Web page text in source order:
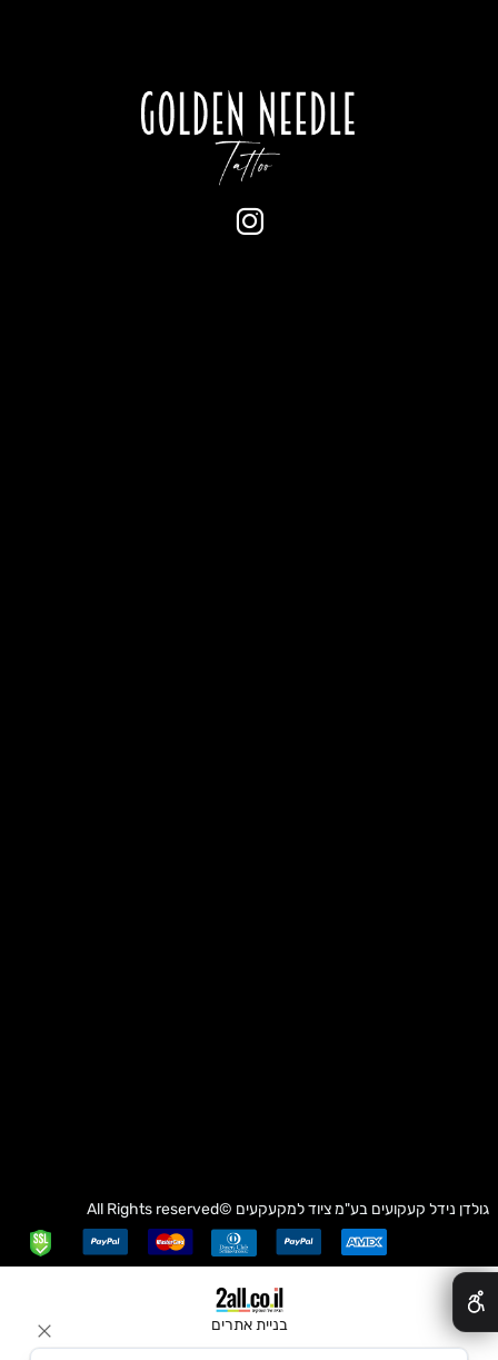
גולדן נידל קעקועים בע"מציוד למקעקעים ©All Rights reserved
בניית אתרים